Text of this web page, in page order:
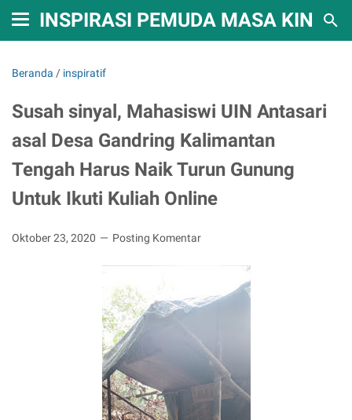
INSPIRASI PEMUDA MASA KINI
Beranda / inspiratif
Susah sinyal, Mahasiswi UIN Antasari
asal Desa Gandring Kalimantan
Tengah Harus Naik Turun Gunung
Untuk Ikuti Kuliah Online
Oktober 23, 2020 Posting Komentar